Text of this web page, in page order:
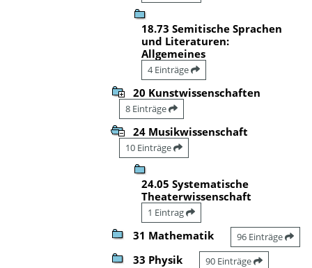
18.73 Semitische Sprachen
und Literaturen:
Allgemeines
4 Einträge
20 Kunstwissenschaften
8 Einträge
24 Musikwissenschaft
10 Einträge
24.05 Systematische
Theaterwissenschaft
1 Eintrag
31 Mathematik 96 Einträge
33 Physik 90 Einträge